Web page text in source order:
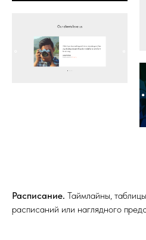
Расписание. Таймлайны,
расписаний или наглядного